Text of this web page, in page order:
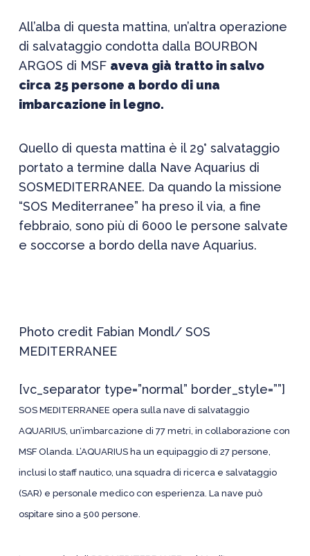
All’alba di questa mattina, un’altra operazione
di salvataggio condotta dalla BOURBON
ARGOS di MSF aveva già tratto in salvo
circa 25 persone a bordo di una
imbarcazione in legno.
Quello di questa mattina è il 29° salvataggio
portato a termine dalla Nave Aquarius di
SOSMEDITERRANEE. Da quando la missione
“SOS Mediterranee” ha preso il via, a fine
febbraio, sono più di 6000 le persone salvate
e soccorse a bordo della nave Aquarius.
Photo credit Fabian Mondl/ SOS
MEDITERRANEE
[vc_separator type=”normal” border_style=””]
SOS MEDITERRANEE opera sulla nave di salvataggio
AQUARIUS, un’imbarcazione di 77 metri, in collaborazione con
MSF Olanda. L’AQUARIUS ha un equipaggio di 27 persone,
inclusi lo staff nautico, una squadra di ricerca e salvataggio
(SAR) e personale medico con esperienza. La nave può
ospitare sino a 500 persone.